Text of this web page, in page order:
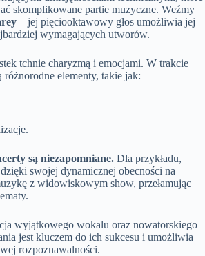
skomplikowane partie muzyczne. Weźmy
– jej pięciooktawowy głos umożliwia jej
wymagających utworów.
tchnie charyzmą i emocjami. W trakcie
elementy, takie jak:
są niezapomniane. Dla przykładu,
dzięki swojej dynamicznej obecności na
z widowiskowym show, przełamując
wyjątkowego wokalu oraz nowatorskiego
jest kluczem do ich sukcesu i umożliwia
rozpoznawalności.